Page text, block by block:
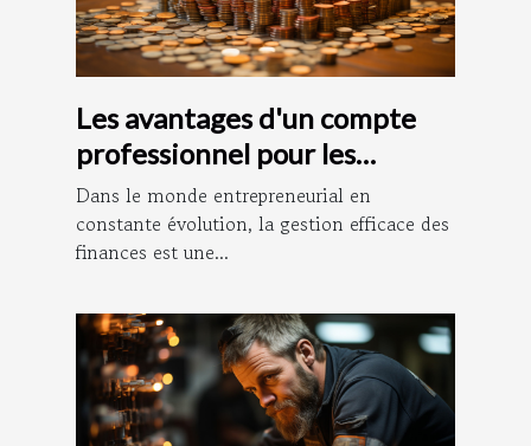
Les avantages d'un compte
professionnel pour les
entrepreneurs
Dans le monde entrepreneurial en
constante évolution, la gestion efficace des
finances est une...